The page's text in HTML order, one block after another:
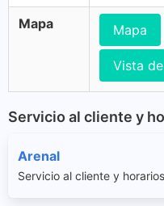
Mapa Mapa
Vista
Servicio al cliente y
Arenal
Servicio al cliente y